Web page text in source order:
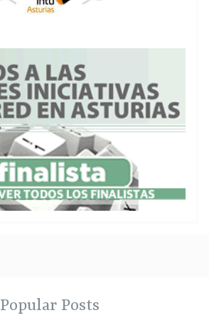
Popular Posts